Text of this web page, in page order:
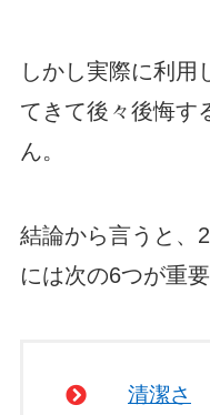
しかし実際に利用
てきて後々後悔す
ん。
結論から言うと、
には次の6つが重要
清潔さ